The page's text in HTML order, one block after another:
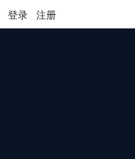
登录 注册